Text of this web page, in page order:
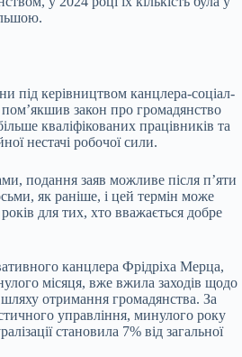
під керівництвом канцлера-соціал-
закон про громадянство
кваліфікованих працівників та
нестачі робочої сили.
подання заяв можливе після пʼяти
як раніше, і цей термін може
для тих, хто вважається добре
канцлера Фрідріха Мерца,
місяця, вже вжила заходів щодо
отримання громадянства. За
управління, минулого року
становила 7% від загальної